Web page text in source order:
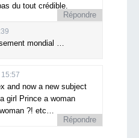
du tout crédible.
Répondre
mondial …
and now a new subject
girl Prince a woman
?! etc…
Répondre